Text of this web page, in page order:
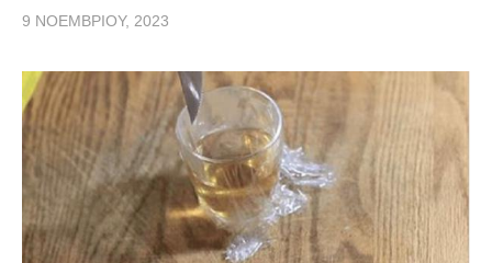
9 ΝΟΕΜΒΡΊΟΥ, 2023